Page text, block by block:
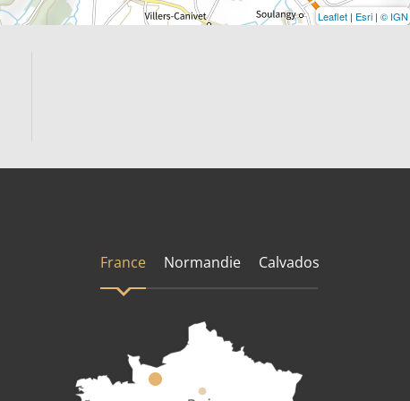
Leaflet | Esri | © IGN
France Normandie Calvados